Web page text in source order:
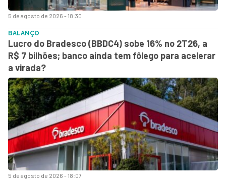
5 de agosto de 2026 - 18:30
5 de agosto de 2026 - 18:07
BALANÇO
Lucro do Bradesco (BBDC4) sobe 16% no 2T26, a
R$ 7 bilhões; banco ainda tem fôlego para acelerar
a virada?